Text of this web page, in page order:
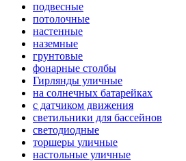
подвесные
потолочные
настенные
наземные
грунтовые
фонарные столбы
Гирлянды уличные
на солнечных батарейках
с датчиком движения
светильники для бассейнов
светодиодные
торшеры уличные
настольные уличные